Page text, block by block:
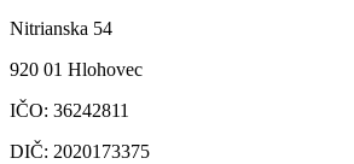
Nitrianska 54
920 01 Hlohovec
IČO: 36242811
DIČ: 2020173375